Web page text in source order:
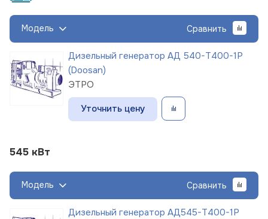
Модель Сравнить
Дизельный генератор АД 540-Т400-1Р
(Doosan)
ЭТРО
Уточнить цену
545 кВт
Модель Сравнить
Дизельный генератор АД545-Т400-1Р